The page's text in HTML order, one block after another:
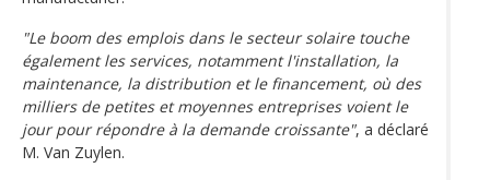
"Le boom des emplois dans le secteur solaire touche
également les services, notamment l'installation, la
maintenance, la distribution et le financement, où des
milliers de petites et moyennes entreprises voient le
jour pour répondre à la demande croissante", a déclaré
M. Van Zuylen.